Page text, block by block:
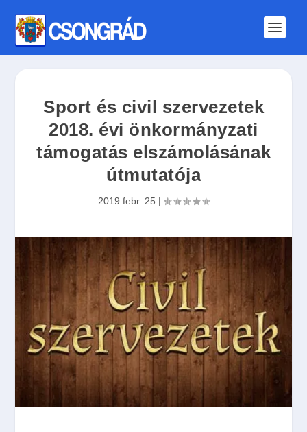
Sport és civil szervezetek
2018. évi önkormányzati
támogatás elszámolásának
útmutatója
2019 febr. 25 |